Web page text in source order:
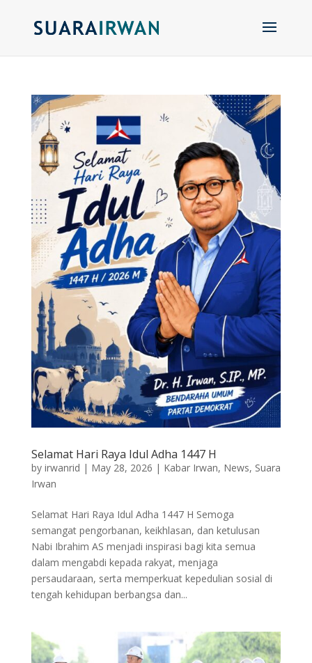
Selamat Hari Raya Idul Adha 1447 H
by irwanrid | May 28, 2026 | Kabar Irwan, News, Suara
Irwan
Selamat Hari Raya Idul Adha 1447 H Semoga
semangat pengorbanan, keikhlasan, dan ketulusan
Nabi Ibrahim AS menjadi inspirasi bagi kita semua
dalam mengabdi kepada rakyat, menjaga
persaudaraan, serta memperkuat kepedulian sosial di
tengah kehidupan berbangsa dan...